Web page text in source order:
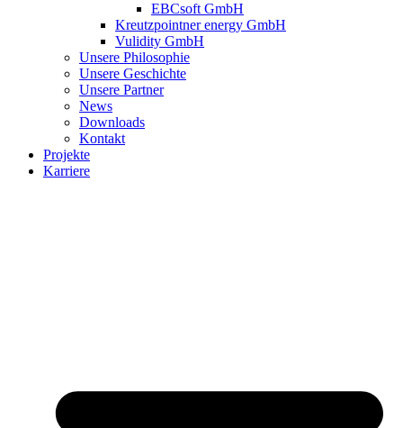
EBCsoft GmbH
Kreutzpointner energy GmbH
Vulidity GmbH
Unsere Philosophie
Unsere Geschichte
Unsere Partner
News
Downloads
Kontakt
Projekte
Karriere